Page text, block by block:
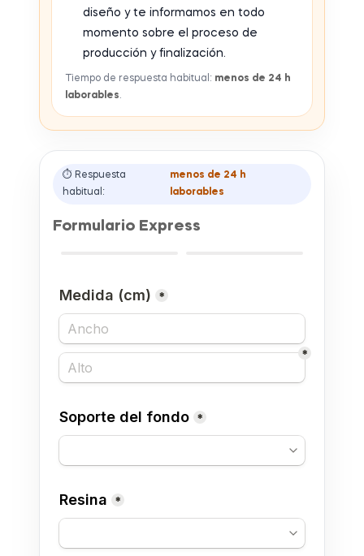
diseño y te informamos en todo
momento sobre el proceso de
producción y finalización.
Tiempo de respuesta habitual: menos de 24 h
laborables.
⏱ Respuesta
habitual:
menos de 24 h
laborables
Formulario Express